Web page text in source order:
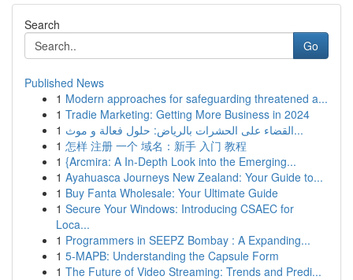
Search
Go
Published News
1 Modern approaches for safeguarding threatened a...
1 Tradie Marketing: Getting More Business in 2024
1
القضاء على الحشرات بالرياض: حلول فعالة و موث...
1 怎样 注册 一个 域名：新手 入门 教程
1 {Arcmira: A In-Depth Look into the Emerging...
1 Ayahuasca Journeys New Zealand: Your Guide to...
1 Buy Fanta Wholesale: Your Ultimate Guide
1 Secure Your Windows: Introducing CSAEC for
Loca...
1 Programmers in SEEPZ Bombay : A Expanding...
1 5-MAPB: Understanding the Capsule Form
1 The Future of Video Streaming: Trends and Predi...